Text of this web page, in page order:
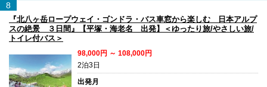
8
『北八ヶ岳ロープウェイ・ゴンドラ・バス車窓から楽しむ 日本アルプ
スの絶景 ３日間』【平塚・海老名 出発】＜ゆったり旅/やさしい旅/
トイレ付バス＞
98,000円 ～ 108,000円
2泊3日
出発月